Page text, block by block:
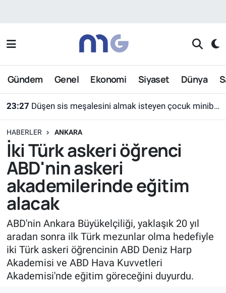
Gündem Genel Ekonomi Siyaset Dünya
23:27 Düşen sis meşalesini almak isteyen çocuk minibüsün altında kaldı
HABERLER ANKARA
İki Türk askeri öğrenci
ABD'nin askeri
akademilerinde eğitim
alacak
ABD'nin Ankara Büyükelçiliği, yaklaşık 20 yıl
aradan sonra ilk Türk mezunlar olma hedefiyle
iki Türk askeri öğrencinin ABD Deniz Harp
Akademisi ve ABD Hava Kuvvetleri
Akademisi'nde eğitim göreceğini duyurdu.
Nöbetçi Eczaneler
Hava Durumu
Süper Lig Puan Durumu ve Fikstür
Tüm Manşetler
Son Dakika Haberleri
Haber Arşivi